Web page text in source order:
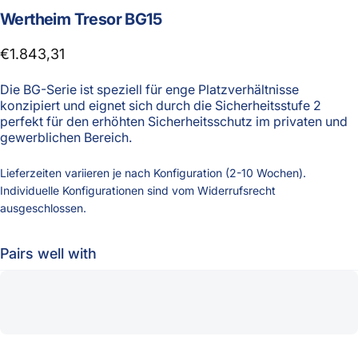
Wertheim Tresor BG15
€1.843,31
Die BG-Serie ist speziell für enge Platzverhältnisse
konzipiert und eignet sich durch die Sicherheitsstufe 2
perfekt für den erhöhten Sicherheitsschutz im privaten und
gewerblichen Bereich.
Lieferzeiten variieren je nach Konfiguration (2-10 Wochen).
Individuelle Konfigurationen sind vom Widerrufsrecht
ausgeschlossen.
Pairs well with